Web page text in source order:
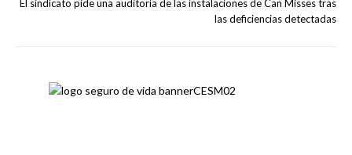
El sindicato pide una auditoría de las instalaciones de Can Misses tras
las deficiencias detectadas